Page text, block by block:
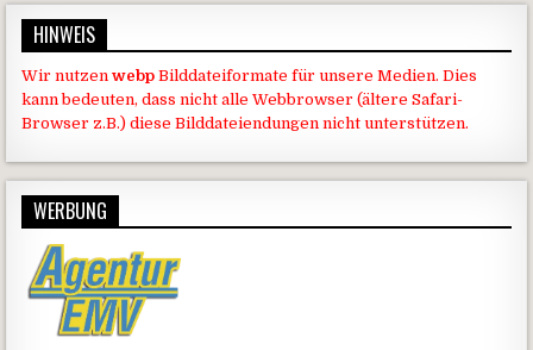
HINWEIS
Wir nutzen webp Bilddateiformate für unsere Medien. Dies
kann bedeuten, dass nicht alle Webbrowser (ältere Safari-
Browser z.B.) diese Bilddateiendungen nicht unterstützen.
WERBUNG